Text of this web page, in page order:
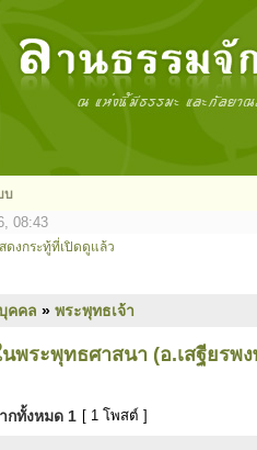
บ
08:43
ดงกระทู้ที่เปิดดูแล้ว
คคล » พระพุทธเจ้า
พระพุทธศาสนา (อ.เสฐียรพ
กทั้งหมด 1 [ 1 โพสต์ ]